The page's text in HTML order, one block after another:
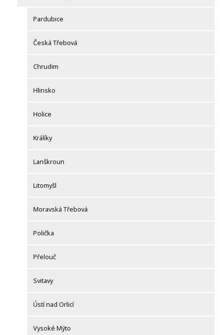
Pardubice
Česká Třebová
Chrudim
Hlinsko
Holice
Králíky
Lanškroun
Litomyšl
Moravská Třebová
Polička
Přelouč
Svitavy
Ústí nad Orlicí
Vysoké Mýto